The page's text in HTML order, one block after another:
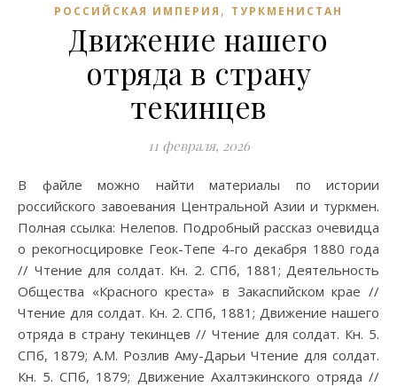
РОССИЙСКАЯ ИМПЕРИЯ , ТУРКМЕНИСТАН
Движение нашего
отряда в страну
текинцев
11 февраля, 2026
В файле можно найти материалы по истории
российского завоевания Центральной Азии и туркмен.
Полная ссылка: Нелепов. Подробный рассказ очевидца
о рекогносцировке Геок-Тепе 4-го декабря 1880 года
// Чтение для солдат. Кн. 2. СПб, 1881; Деятельность
Общества «Красного креста» в Закаспийском крае //
Чтение для солдат. Кн. 2. СПб, 1881; Движение нашего
отряда в страну текинцев // Чтение для солдат. Кн. 5.
СПб, 1879; А.М. Розлив Аму-Дарьи Чтение для солдат.
Кн. 5. СПб, 1879; Движение Ахалтэкинского отряда //